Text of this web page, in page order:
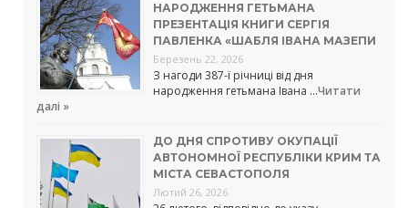
НАРОДЖЕННЯ ГЕТЬМАНА
ПРЕЗЕНТАЦІЯ КНИГИ СЕРГІЯ
ПАВЛЕНКА «ШАБЛЯ ІВАНА МАЗЕПИ
Березень 22, 2026
З нагоди 387-ї річниці від дня
народження гетьмана Івана …Читати
далі »
ДО ДНЯ СПРОТИВУ ОКУПАЦІЇ
АВТОНОМНОЇ РЕСПУБЛІКИ КРИМ ТА
МІСТА СЕВАСТОПОЛЯ
Лютий 26, 2026